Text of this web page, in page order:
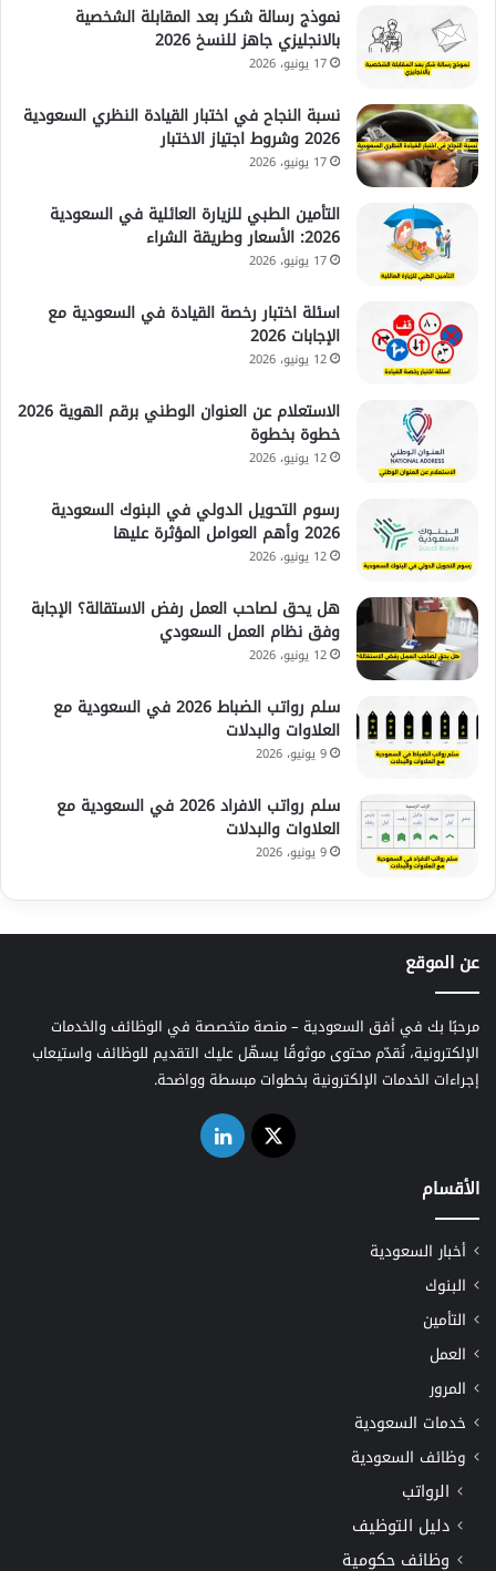
نموذج رسالة شكر بعد المقابلة الشخصية
بالانجليزي جاهز للنسخ 2026
17 يونيو، 2026
نسبة النجاح في اختبار القيادة النظري السعودية
2026 وشروط اجتياز الاختبار
17 يونيو، 2026
التأمين الطبي للزيارة العائلية في السعودية
2026: الأسعار وطريقة الشراء
17 يونيو، 2026
اسئلة اختبار رخصة القيادة في السعودية مع
الإجابات 2026
12 يونيو، 2026
الاستعلام عن العنوان الوطني برقم الهوية 2026
خطوة بخطوة
12 يونيو، 2026
رسوم التحويل الدولي في البنوك السعودية
2026 وأهم العوامل المؤثرة عليها
12 يونيو، 2026
هل يحق لصاحب العمل رفض الاستقالة؟ الإجابة
وفق نظام العمل السعودي
12 يونيو، 2026
سلم رواتب الضباط 2026 في السعودية مع
العلاوات والبدلات
9 يونيو، 2026
سلم رواتب الافراد 2026 في السعودية مع
العلاوات والبدلات
9 يونيو، 2026
عن الموقع
مرحبًا بك في أفق السعودية – منصة متخصصة في الوظائف والخدمات
الإلكترونية، نُقدّم محتوى موثوقًا يسهّل عليك التقديم للوظائف واستيعاب
إجراءات الخدمات الإلكترونية بخطوات مبسطة وواضحة.
‫X لينكدإن
الأقسام
أخبار السعودية
البنوك
التأمين
العمل
المرور
خدمات السعودية
وظائف السعودية
الرواتب
دليل التوظيف
وظائف حكومية